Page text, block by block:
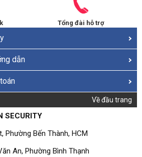
Tổng đài hỗ trợ
dẫn
Về đầu trang
SECURITY
Phường Bến Thành, HCM
An, Phường Bình Thạnh